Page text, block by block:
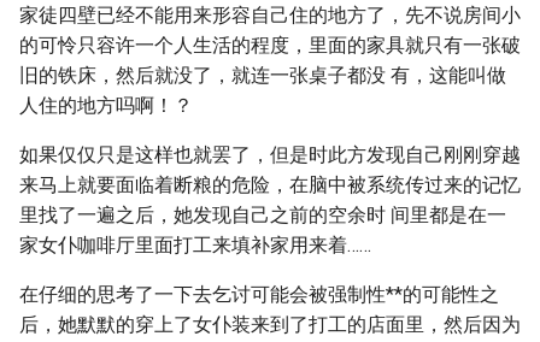
家徒四壁已经不能用来形容自己住的地方了，先不说房间小
的可怜只容许一个人生活的程度，里面的家具就只有一张破
旧的铁床，然后就没了，就连一张桌子都没 有，这能叫做
人住的地方吗啊！？
如果仅仅只是这样也就罢了，但是时此方发现自己刚刚穿越
来马上就要面临着断粮的危险，在脑中被系统传过来的记忆
里找了一遍之后，她发现自己之前的空余时 间里都是在一
家女仆咖啡厅里面打工来填补家用来着……
在仔细的思考了一下去乞讨可能会被强制性**的可能性之
后，她默默的穿上了女仆装来到了打工的店面里，然后因为